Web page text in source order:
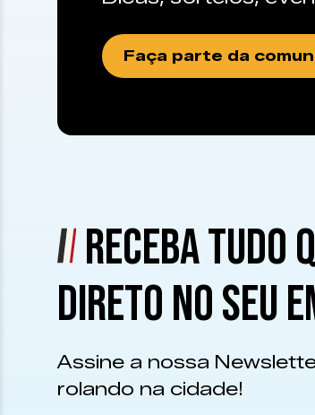
Faça parte da
RECEBA TUDO
DIRETO NO SEU
Assine a nossa
rolando na cidade!